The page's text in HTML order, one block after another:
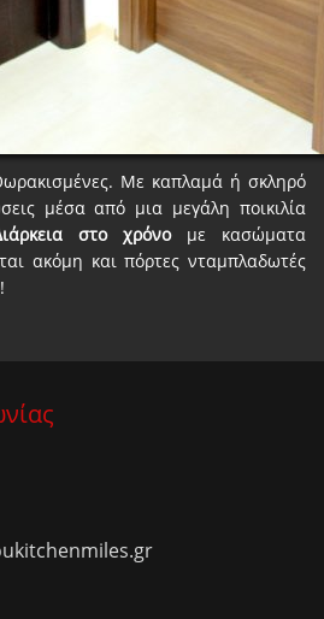
Με καπλαμά ή σκληρό
μέσα από μια μεγάλη ποικιλία
στο χρόνομε κασώματα
ακόμη και πόρτες νταμπλαδωτές